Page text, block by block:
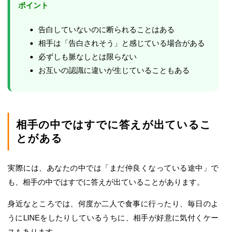
ポイント
告白していないのに断られることはある
相手は「告白されそう」と感じている場合がある
必ずしも脈なしとは限らない
お互いの認識に違いが生じていることもある
相手の中ではすでに答えが出ているこ
とがある
実際には、あなたの中では「まだ仲良くなっている途中」で
も、相手の中ではすでに答えが出ていることがあります。
身近なところでは、何度か二人で食事に行ったり、毎日のよ
うにLINEをしたりしているうちに、相手が好意に気付くケー